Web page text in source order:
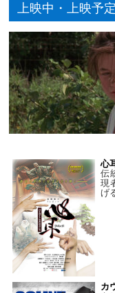
上映中・上映予
心
伝
現
げ
カ